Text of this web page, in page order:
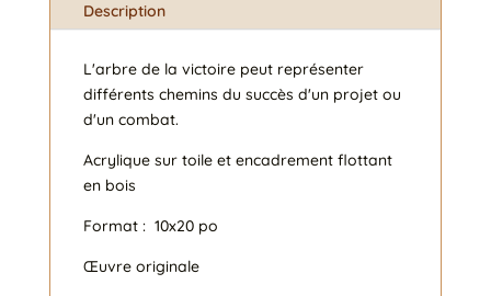
Description
L'arbre de la victoire peut représenter
différents chemins du succès d'un projet ou
d'un combat.
Acrylique sur toile et encadrement flottant
en bois
Format : 10x20 po
Œuvre originale